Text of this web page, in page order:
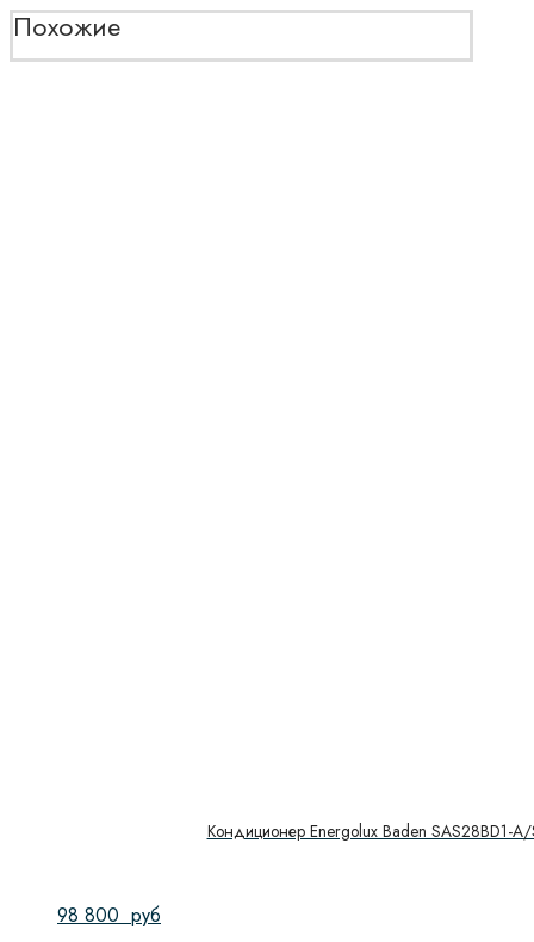
Похожие
Кондиционер Energolux Baden SAS28BD1-A/
98 800 руб